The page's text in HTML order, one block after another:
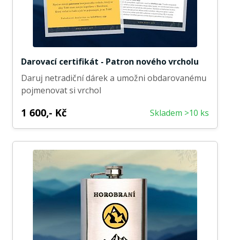
Darovací certifikát - Patron nového vrcholu
Daruj netradiční dárek a umožni obdarovanému
pojmenovat si vrchol
1 600,- Kč Skladem >10 ks